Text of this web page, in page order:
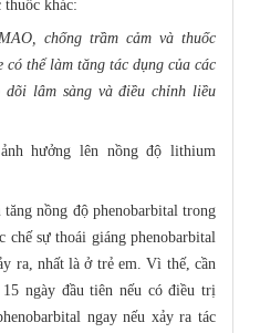
thuốc khác:
chống trầm cảm và thuốc
có thể làm tăng tác dụng của các
dõi lâm sàng và điều chỉnh liều
hưởng lên nồng độ lithium
nồng độ phenobarbital trong
chế sự thoái giáng phenobarbital
ra, nhất là ở trẻ em. Vì thế, cần
ngày đầu tiên nếu có điều trị
ngay nếu xảy ra tác